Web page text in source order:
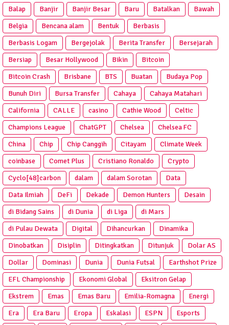
Balap
Banjir Banjir Besar Baru Batalkan
Bawah
Belgia
Bencana alam Bentuk
Berbasis
Berbasis Logam
Bergejolak Berita Transfer
Bersejarah
Bersiap
Besar Hollywood Bikin
Bitcoin
Bitcoin Crash
Brisbane BTS Buatan
Budaya Pop
Bunuh Diri
Bursa Transfer Cahaya
Cahaya Matahari
California
CALLE casino Cathie Wood
Celtic
Champions League
ChatGPT Chelsea
Chelsea FC
China
Chip Chip Canggih Citayam
Climate Week
coinbase
Comet Plus Cristiano Ronaldo
Crypto
Cyclo[48]carbon
dalam dalam Sorotan
Data
Data Ilmiah
DeFi Dekade Demon Hunters
Desain
di Bidang Sains
di Dunia di Liga
di Mars
di Pulau Dewata
Digital Dihancurkan
Dinamika
Dinobatkan
Disiplin Ditingkatkan Ditunjuk
Dolar AS
Dollar
Dominasi Dunia Dunia Futsal
Earthshot Prize
EFL Championship
Ekonomi Global
Eksitron Gelap
Ekstrem
Emas Emas Baru Emilia-Romagna
Energi
Era
Era Baru Eropa Eskalasi ESPN
Esports